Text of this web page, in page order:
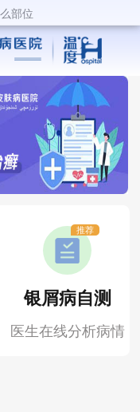
银屑病自测
医生在线分析病情
推荐